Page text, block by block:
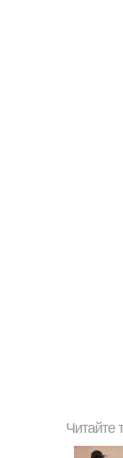
Читайте